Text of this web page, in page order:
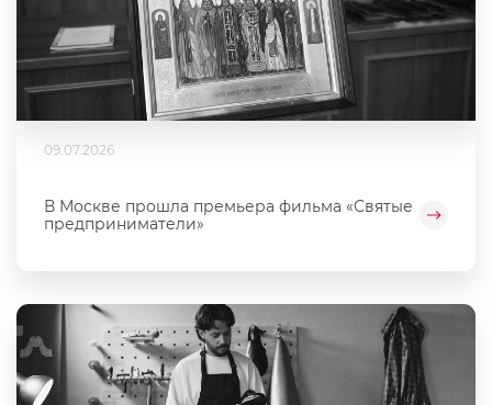
09.07.2026
В Москве прошла премьера фильма «Святые
предприниматели»